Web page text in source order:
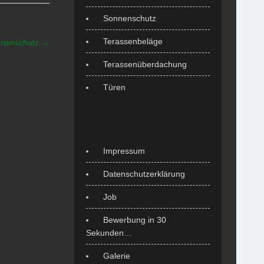
→
Sonnenschutz
Terassenbeläge
Terassenüberdachung
Türen
Impressum
Datenschutzerklärung
Job
Bewerbung in 30
Sekunden…
Galerie